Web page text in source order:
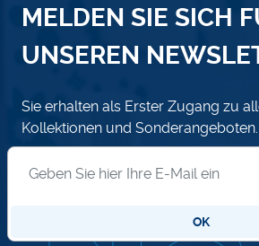
MELDEN SIE SICH
UNSEREN
Sie erhalten als Erster Zugang zu
Kollektionen und Sonderangeboten.
OK